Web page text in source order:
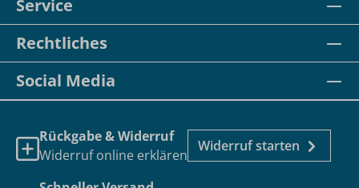
Service
Rechtliches
Social Media
Rückgabe & Widerruf
Widerruf online erklären
Widerruf starten